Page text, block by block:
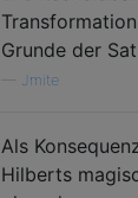
Grunde der
Jmite
Als
Hilberts